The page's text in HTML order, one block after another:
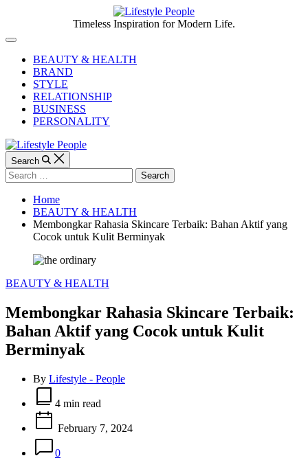
content
People
Timeless Inspiration for Modern Life.
Off
CanvasBEAUTY & HEALTH
BRAND
STYLE
RELATIONSHIP
BUSINESS
PERSONALITY
Search
Search
for:
Home
BEAUTY & HEALTH
Membongkar Rahasia Skincare Terbaik: Bahan Aktif yang
Cocok untuk Kulit Berminyak
Categories
BEAUTY & HEALTH
Membongkar Rahasia Skincare Terbaik:
Bahan Aktif yang Cocok untuk Kulit
Berminyak
By Lifestyle - People
Estimated
read
time
4 min read
February 7, 2024
0